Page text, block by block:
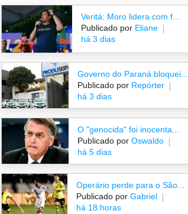
Veritá: Moro lidera com f...
Publicado porEliane
há 3 dias
Governo do Paraná bloquei...
Publicado por Repórter
há 3 dias
O "genocida" foi inocenta...
Publicado por Oswaldo
há 5 dias
Operário perde para o São...
Publicado por Gabriel
há 18 horas